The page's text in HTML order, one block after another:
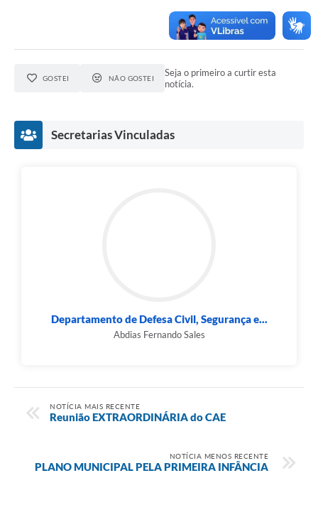
GOSTEI NÃO GOSTEI
Seja o primeiro a curtir esta
notícia.
Secretarias Vinculadas
Departamento de Defesa Civil, Segurança e...
Abdias Fernando Sales
NOTÍCIA MAIS RECENTE
Reunião EXTRAORDINÁRIA do CAE
NOTÍCIA MENOS RECENTE
PLANO MUNICIPAL PELA PRIMEIRA INFÂNCIA